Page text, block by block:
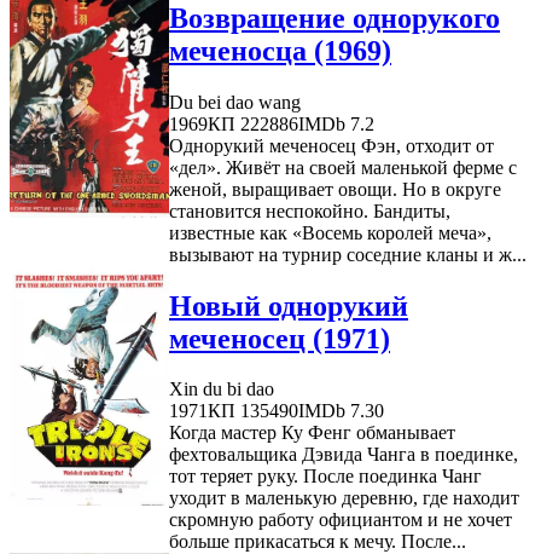
Возвращение однорукого
меченосца (1969)
Du bei dao wang
1969КП 222886IMDb 7.2
Однорукий меченосец Фэн, отходит от
«дел». Живёт на своей маленькой ферме с
женой, выращивает овощи. Но в округе
становится неспокойно. Бандиты,
известные как «Восемь королей меча»,
вызывают на турнир соседние кланы и ж...
Новый однорукий
меченосец (1971)
Xin du bi dao
1971КП 135490IMDb 7.30
Когда мастер Ку Фенг обманывает
фехтовальщика Дэвида Чанга в поединке,
тот теряет руку. После поединка Чанг
уходит в маленькую деревню, где находит
скромную работу официантом и не хочет
больше прикасаться к мечу. После...